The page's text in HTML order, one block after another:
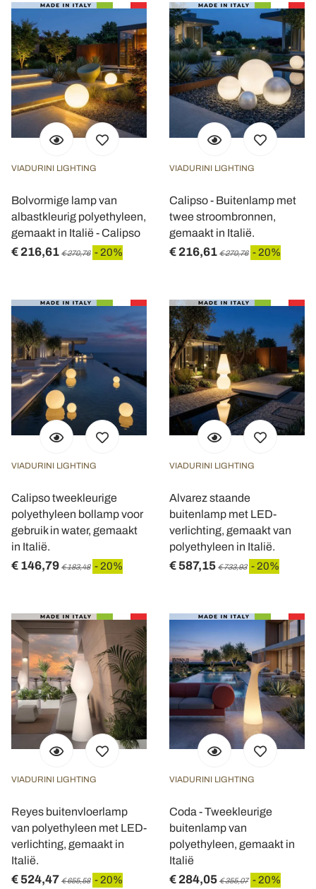
VIADURINI LIGHTING
Bolvormige lamp van
albastkleurig polyethyleen,
gemaakt in Italië - Calipso
€ 216,61 € 270,76 - 20%
VIADURINI LIGHTING
Calipso - Buitenlamp met
twee stroombronnen,
gemaakt in Italië.
€ 216,61 € 270,76 - 20%
VIADURINI LIGHTING
Calipso tweekleurige
polyethyleen bollamp voor
gebruik in water, gemaakt
in Italië.
€ 146,79 € 183,48 - 20%
VIADURINI LIGHTING
Alvarez staande
buitenlamp met LED-
verlichting, gemaakt van
polyethyleen in Italië.
€ 587,15 € 733,93 - 20%
VIADURINI LIGHTING
Reyes buitenvloerlamp
van polyethyleen met LED-
verlichting, gemaakt in
Italië.
€ 524,47 € 655,58 - 20%
VIADURINI LIGHTING
Coda - Tweekleurige
buitenlamp van
polyethyleen, gemaakt in
Italië
€ 284,05 € 355,07 - 20%